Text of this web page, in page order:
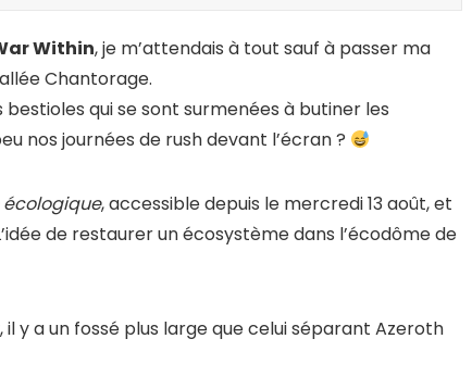
Within, je m’attendais à tout sauf à passer ma
Chantorage.
qui se sont surmenées à butiner les
nos journées de rush devant l’écran ?
écologique, accessible depuis le mercredi 13 août, et
de restaurer un écosystème dans l’écodôme de
y a un fossé plus large que celui séparant Azeroth